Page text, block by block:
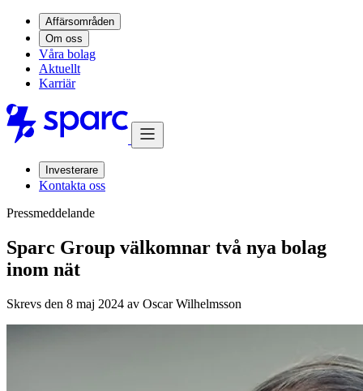
Affärsområden
Om oss
Våra bolag
Aktuellt
Karriär
Investerare
Kontakta oss
Pressmeddelande
Sparc Group välkomnar två nya bolag
inom nät
Skrevs den 8 maj 2024 av Oscar Wilhelmsson